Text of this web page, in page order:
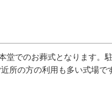
堂でのお葬式となります。
所の方の利用も多い式場で